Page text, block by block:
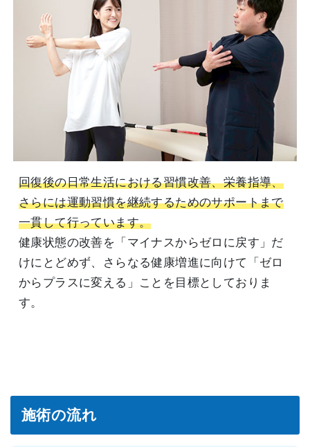
回復後の日常生活における習慣改善、栄養指導、
さらには運動習慣を継続するためのサポートまで
一貫して行っています。
健康状態の改善を「マイナスからゼロに戻す」だ
けにとどめず、さらなる健康増進に向けて「ゼロ
からプラスに変える」ことを目標としておりま
す。
施術の流れ